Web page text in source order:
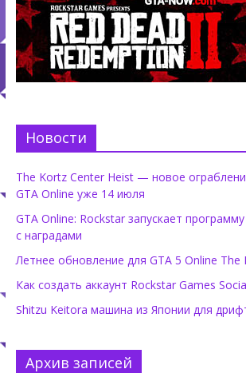
Новости
The Kortz Center Heist — новое
GTA Online уже 14 июля
GTA Online: Rockstar запускает
с наградами
Летнее обновление для GTA 5 Online The
Как создать аккаунт Rockstar Games
Shitzu Keitora машина из Японии для
Архив записей